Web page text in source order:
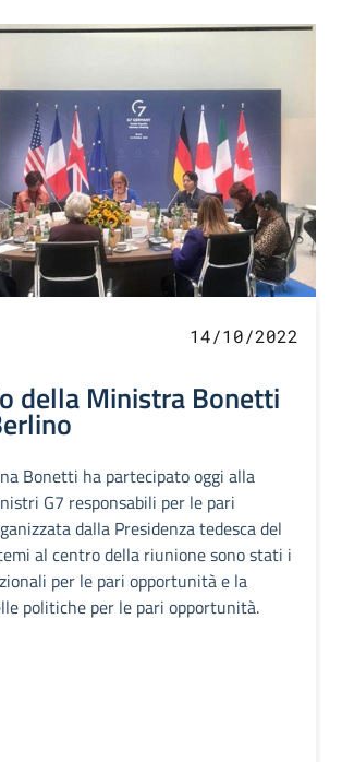
14/10/2022
della Ministra Bonetti
Bonetti ha partecipato oggi alla
G7 responsabili per le pari
dalla Presidenza tedesca del
al centro della riunione sono stati i
per le pari opportunità e la
politiche per le pari opportunità.